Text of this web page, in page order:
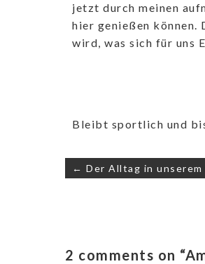
jetzt durch meinen
hier genießen können.
wird, was sich für uns
Bleibt sportlich und
← Der Alltag in unserem
2 comments on